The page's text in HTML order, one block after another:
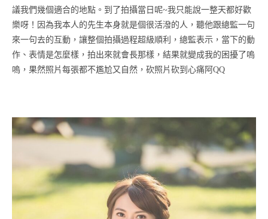
議我們幾個適合的地點。到了拍攝當日呢~我只能說一整天都好歡
樂呀！因為我本人的先生本身就是個很活潑的人，聽他跟總監一句
來一句去的互動，讓整個拍攝過程超級順利，總監表示，當下的動
作、表情是怎麼樣，拍出來就會長那樣，結果就變成我的困擾了嗚
嗚，果然照片每張都不尷尬又自然，砍照片砍到心痛阿QQ